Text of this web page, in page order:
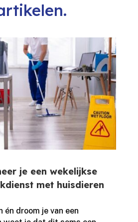
je een wekelijkse
met huisdieren
én droom je van een